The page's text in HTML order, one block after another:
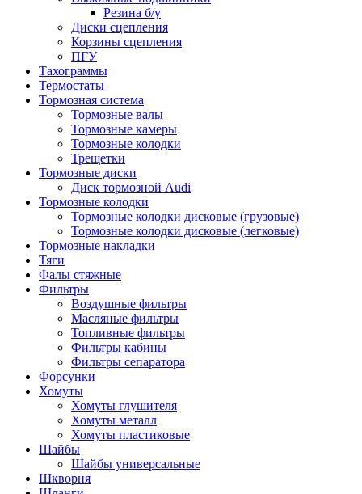
Резина б/у
Диски сцепления
Корзины сцепления
ПГУ
Тахограммы
Термостаты
Тормозная система
Тормозные валы
Тормозные камеры
Тормозные колодки
Трещетки
Тормозные диски
Диск тормозной Audi
Тормозные колодки
Тормозные колодки дисковые (грузовые)
Тормозные колодки дисковые (легковые)
Тормозные накладки
Тяги
Фалы стяжные
Фильтры
Воздушные фильтры
Масляные фильтры
Топливные фильтры
Фильтры кабины
Фильтры сепаратора
Форсунки
Хомуты
Хомуты глушителя
Хомуты металл
Хомуты пластиковые
Шайбы
Шайбы универсальные
Шкворня